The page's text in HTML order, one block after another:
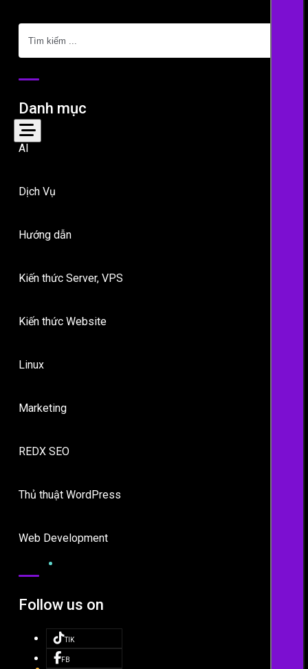
Danh mục
AI
Dịch Vụ
Hướng dẫn
Kiến thức Server, VPS
Kiến thức Website
Linux
Marketing
REDX SEO
Thủ thuật WordPress
Web Development
Follow us on
TIK
FB